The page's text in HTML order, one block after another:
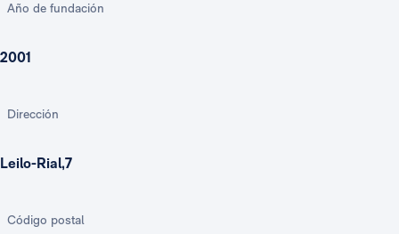
Año de fundación
2001
Dirección
Leilo-Rial,7
Código postal